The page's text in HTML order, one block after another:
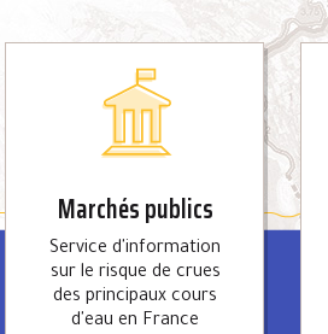
Marchés publics
Service d'information
sur le risque de crues
des principaux cours
d'eau en France